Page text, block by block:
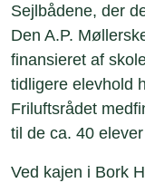
Sejlbådene, der
Den A.P.
finansieret af
tidligere elevhold
Friluftsrådet
til de ca. 40
Ved kajen i Bork